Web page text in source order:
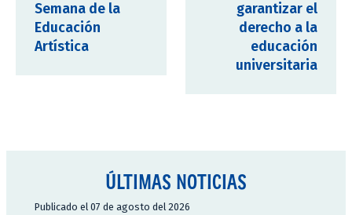
Semana de la
Educación
Artística
garantizar el
derecho a la
educación
universitaria
ÚLTIMAS NOTICIAS
Publicado el 07 de agosto del 2026